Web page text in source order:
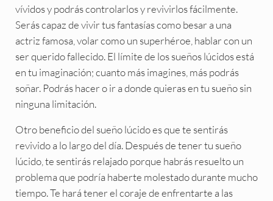
vívidos y podrás controlarlos y revivirlos fácilmente.
Serás capaz de vivir tus fantasías como besar a una
actriz famosa, volar como un superhéroe, hablar con un
ser querido fallecido. El límite de los sueños lúcidos está
en tu imaginación; cuanto más imagines, más podrás
soñar. Podrás hacer o ir a donde quieras en tu sueño sin
ninguna limitación.
Otro beneficio del sueño lúcido es que te sentirás
revivido a lo largo del día. Después de tener tu sueño
lúcido, te sentirás relajado porque habrás resuelto un
problema que podría haberte molestado durante mucho
tiempo. Te hará tener el coraje de enfrentarte a las